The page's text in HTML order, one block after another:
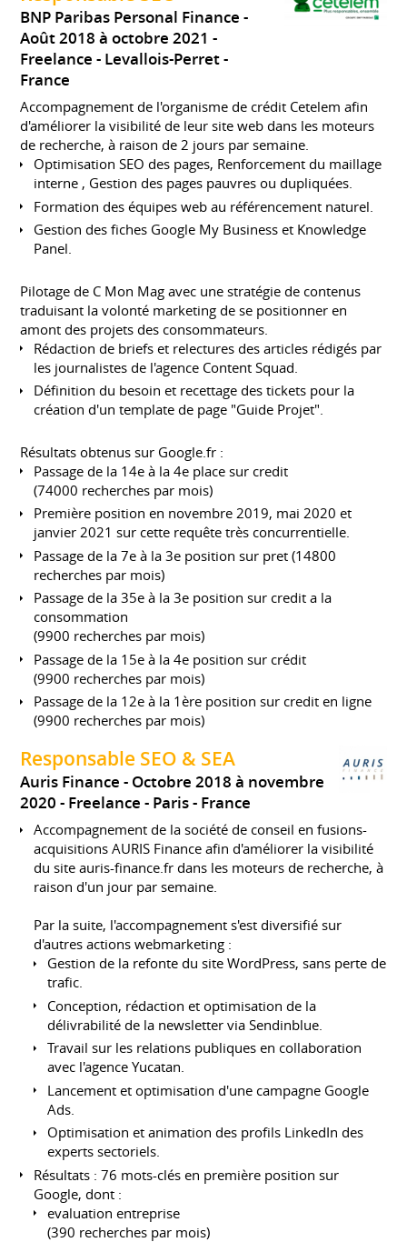
BNP Paribas Personal Finance
Août 2018 à octobre 2021
Freelance
Levallois-Perret
France
Accompagnement de l'organisme de crédit Cetelem afin
d'améliorer la visibilité de leur site web dans les moteurs
de recherche, à raison de 2 jours par semaine.
Optimisation SEO des pages, Renforcement du maillage
interne , Gestion des pages pauvres ou dupliquées.
Formation des équipes web au référencement naturel.
Gestion des fiches Google My Business et Knowledge
Panel.
Pilotage de C Mon Mag avec une stratégie de contenus
traduisant la volonté marketing de se positionner en
amont des projets des consommateurs.
Rédaction de briefs et relectures des articles rédigés par
les journalistes de l'agence Content Squad.
Définition du besoin et recettage des tickets pour la
création d'un template de page "Guide Projet".
Résultats obtenus sur Google.fr :
Passage de la 14e à la 4e place sur credit
(74000 recherches par mois)
Première position en novembre 2019, mai 2020 et
janvier 2021 sur cette requête très concurrentielle.
Passage de la 7e à la 3e position sur pret (14800
recherches par mois)
Passage de la 35e à la 3e position sur credit a la
consommation
(9900 recherches par mois)
Passage de la 15e à la 4e position sur crédit
(9900 recherches par mois)
Passage de la 12e à la 1ère position sur credit en ligne
(9900 recherches par mois)
Responsable SEO & SEA
Auris Finance
Octobre 2018 à novembre
2020 Freelance Paris France
Accompagnement de la société de conseil en fusions-
acquisitions AURIS Finance afin d'améliorer la visibilité
du site auris-finance.fr dans les moteurs de recherche, à
raison d'un jour par semaine.
Par la suite, l'accompagnement s'est diversifié sur
d'autres actions webmarketing :
Gestion de la refonte du site WordPress, sans perte de
trafic.
Conception, rédaction et optimisation de la
délivrabilité de la newsletter via Sendinblue.
Travail sur les relations publiques en collaboration
avec l'agence Yucatan.
Lancement et optimisation d'une campagne Google
Ads.
Optimisation et animation des profils LinkedIn des
experts sectoriels.
Résultats : 76 mots-clés en première position sur
Google, dont :
evaluation entreprise
(390 recherches par mois)